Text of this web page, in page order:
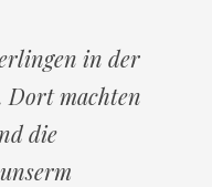
in der
Dort machten
die